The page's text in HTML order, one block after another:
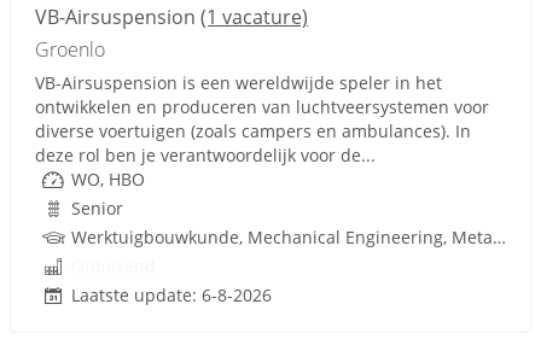
VB-Airsuspension (1 vacature)
Groenlo
VB-Airsuspension is een wereldwijde speler in het
ontwikkelen en produceren van luchtveersystemen voor
diverse voertuigen (zoals campers en ambulances). In
deze rol ben je verantwoordelijk voor de...
WO, HBO
Senior
Werktuigbouwkunde, Mechanical Engineering, Metaal, Techniek
Laatste update: 6-8-2026